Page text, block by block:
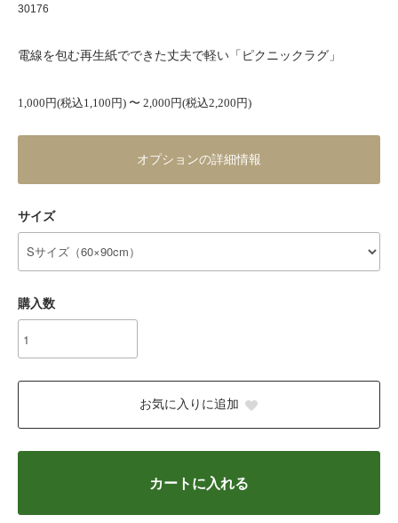
30176
電線を包む再生紙でできた丈夫で軽い「ピクニックラグ」
1,000円(税込1,100円) 〜 2,000円(税込2,200円)
オプションの詳細情報
サイズ
購入数
お気に入りに追加
カートに入れる